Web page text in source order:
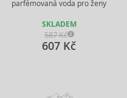
parfémovaná voda pro ženy
SKLADEM
587 Kč
607 Kč